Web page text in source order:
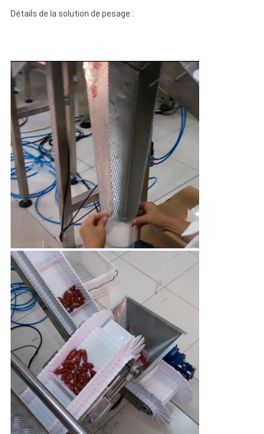
Détails de la solution de pesage :